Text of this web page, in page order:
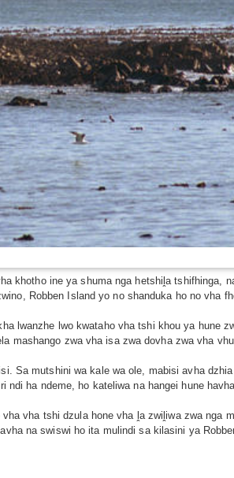
khotho ine ya shuma nga hetshiḽa tshifhinga,
Robben Island yo no shanduka ho no vha
lwanzhe lwo kwataho vha tshi khou ya hune
mashango zwa vha isa zwa dovha zwa vha
Sa mutshini wa kale wa ole, mabisi avha
ha ndeme, ho kateliwa na hangei hune
vha tshi dzula hone vha ḽa zwiḽiwa zwa nga
na swiswi ho ita mulindi sa kilasini ya